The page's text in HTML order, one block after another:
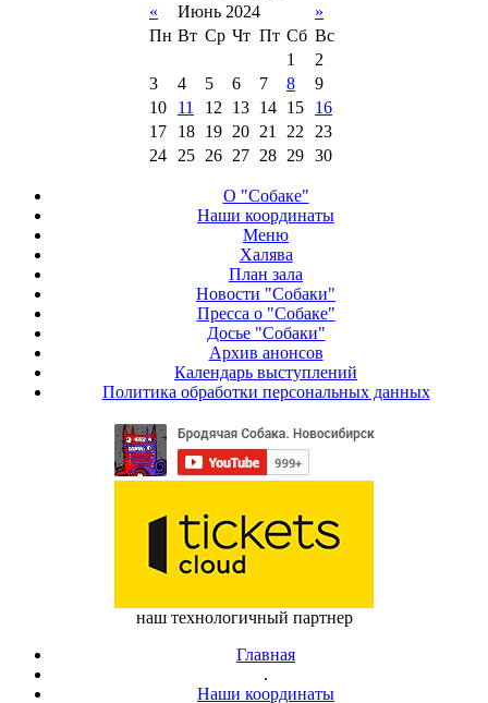
«
Июнь 2024
»
Пн Вт Ср Чт Пт Сб Вс
1
2
3
4 5 6 7 8
9
10
11 12 13 14 15
16
17
18 19 20 21 22
23
24
25 26 27 28 29 30
О "Собаке"
Наши координаты
Меню
Халява
План зала
Новости "Собаки"
Пресса о "Собаке"
Досье "Собаки"
Архив анонсов
Календарь выступлений
Политика обработки персональных данных
наш технологичный партнер
Главная
.
Наши координаты